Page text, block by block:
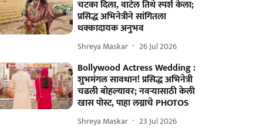
चटका दिला, वाटेल तिथे स्पर्श केला;
प्रसिद्ध अभिनेत्रीने सांगितला
धक्कादायक अनुभव
Shreya Maskar 26 Jul 2026
Bollywood Actress Wedding :
शुभमंगल सावधान! प्रसिद्ध अभिनेत्री
चढली बोहल्यावर; नवऱ्यासाठी केली
खास पोस्ट, पाहा लग्नाचे PHOTOS
Shreya Maskar 23 Jul 2026